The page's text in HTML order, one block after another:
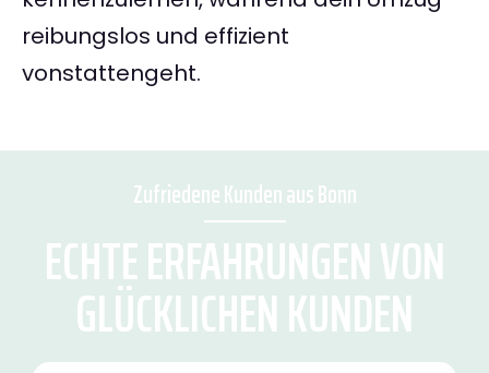
reibungslos und effizient
vonstattengeht.
Zufriedene Kunden aus Bonn
ECHTE ERFAHRUNGEN VON
GLÜCKLICHEN KUNDEN